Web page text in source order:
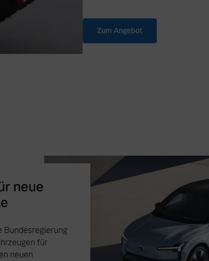
Zum Angebot
neue
Bundesregierung
für
neuen